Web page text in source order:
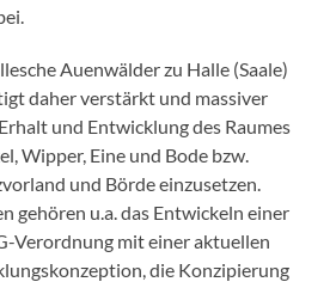
Auenwälder zu Halle (Saale)
daher verstärkt und massiver
und Entwicklung des Raumes
Wipper, Eine und Bode bzw.
und Börde einzusetzen.
gehören u.a. das Entwickeln einer
Verordnung mit einer aktuellen
die Konzipierung